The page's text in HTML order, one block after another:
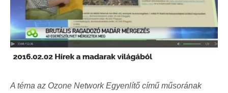
A téma az Ozone Network Egyenlítő című műsorának